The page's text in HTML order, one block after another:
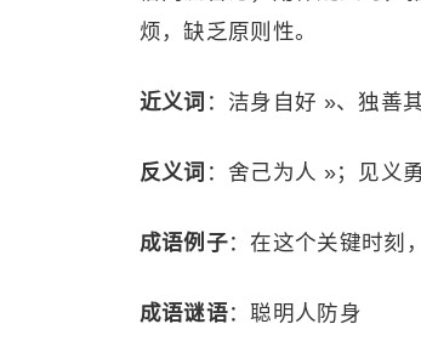
烦，缺乏原则性。
近义词 ：洁身自好 »、独善
反义词 ：舍己为人 »；见义
成语例子：在这个关键时刻
成语谜语：聪明人防身